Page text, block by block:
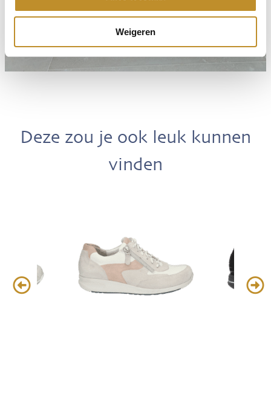
Weigeren
Deze zou je ook leuk kunnen
vinden